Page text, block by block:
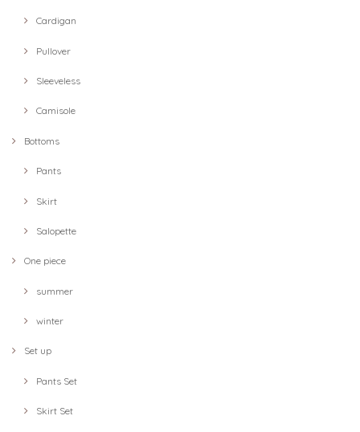
Cardigan
Pullover
Sleeveless
Camisole
Bottoms
Pants
Skirt
Salopette
One piece
summer
winter
Set up
Pants Set
Skirt Set